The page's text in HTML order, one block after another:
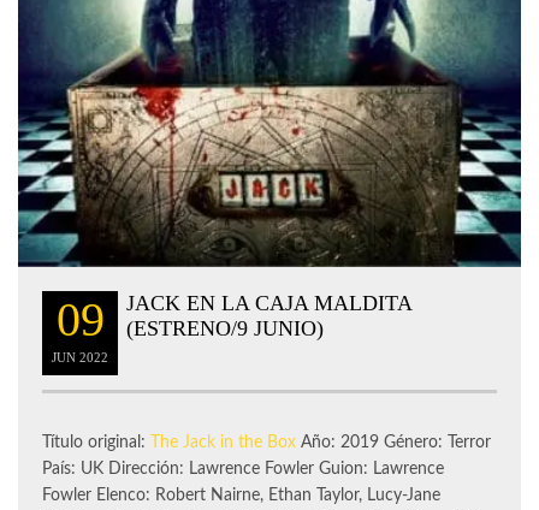
09
JUN 2022
JACK EN LA CAJA MALDITA
(ESTRENO/9 JUNIO)
Título original: The Jack in the Box Año: 2019 Género: Terror
País: UK Dirección: Lawrence Fowler Guion: Lawrence
Fowler Elenco: Robert Nairne, Ethan Taylor, Lucy-Jane